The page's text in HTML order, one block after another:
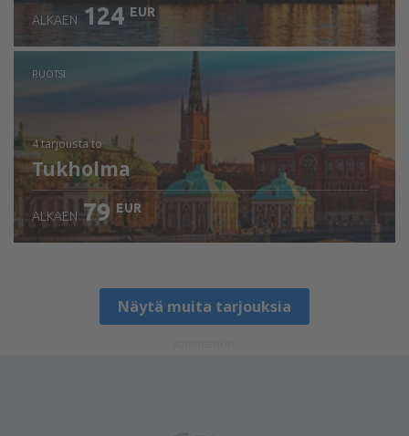
ALKAEN 124 EUR
RUOTSI
4 tarjoustato
Tukholma
ALKAEN 79 EUR
Näytä muita tarjouksia